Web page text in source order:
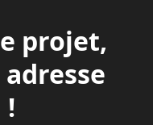
projet,
!